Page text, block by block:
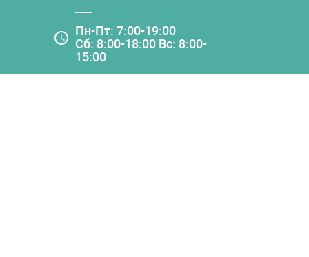
Пн-Пт: 7:00-19:00
Сб: 8:00-18:00 Вс: 8:00-
15:00